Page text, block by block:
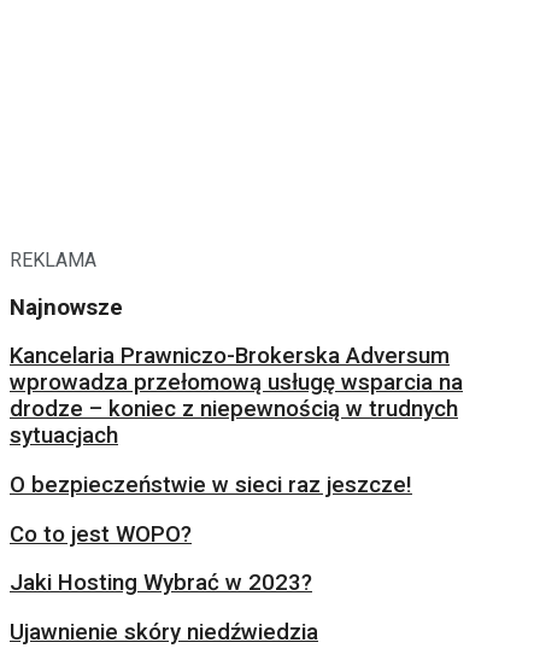
REKLAMA
Najnowsze
Kancelaria Prawniczo-Brokerska Adversum
wprowadza przełomową usługę wsparcia na
drodze – koniec z niepewnością w trudnych
sytuacjach
O bezpieczeństwie w sieci raz jeszcze!
Co to jest WOPO?
Jaki Hosting Wybrać w 2023?
Ujawnienie skóry niedźwiedzia